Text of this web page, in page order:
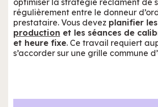
optimiser la stratégie réclament de
régulièrement entre le donneur
prestataire. Vous devez planifier les
production et les séances de
et heure fixe. Ce travail requiert
s’accorder sur une grille commune